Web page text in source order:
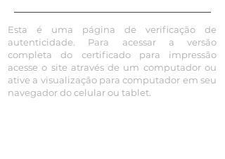
Esta é uma página de verificação de
autenticidade. Para acessar a versão
completa do certificado para impressão
acesse o site através de um computador ou
ative a visualização para computador em seu
navegador do celular ou tablet.